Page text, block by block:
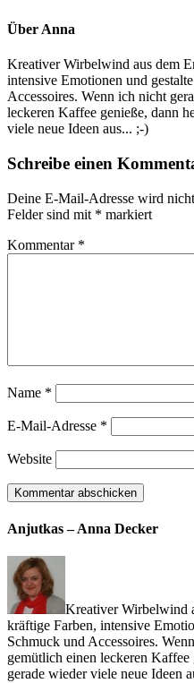
Über Anna
Kreativer Wirbelwind aus dem
intensive Emotionen und
Accessoires. Wenn ich nicht
leckeren Kaffee genieße, dann
viele neue Ideen aus... ;-)
Schreibe einen
Deine E-Mail-Adresse wird
Felder sind mit * markiert
Kommentar *
Name *
E-Mail-Adresse *
Website
Anjutkas – Anna Decker
Kreativer Wirbelwind
kräftige Farben, intensive
Schmuck und Accessoires.
gemütlich einen leckeren
gerade wieder viele neue Ideen